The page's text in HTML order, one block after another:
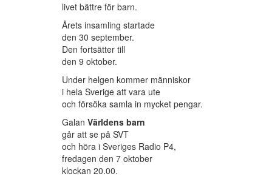
livet bättre för barn.
Årets insamling startade
den 30 september.
Den fortsätter till
den 9 oktober.
Under helgen kommer människor
i hela Sverige att vara ute
och försöka samla in mycket pengar.
Galan Världens barn
går att se på SVT
och höra i Sveriges Radio P4,
fredagen den 7 oktober
klockan 20.00.